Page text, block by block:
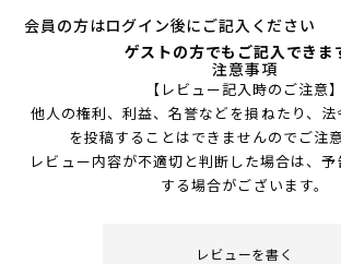
会員の方はログイン後にご記入ください
ゲストの方でもご記入できま
注意事項
【レビュー記入時のご注意】
他人の権利、利益、名誉などを損ねたり、
を投稿することはできませんのでご注
レビュー内容が不適切と判断した場合は、
する場合がございます。
レビューを書く